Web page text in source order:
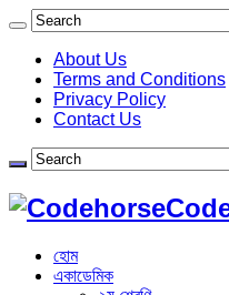
About Us
Terms and Conditions
Privacy Policy
Contact Us
হোম
একাডেমিক